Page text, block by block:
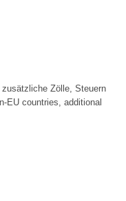
zusätzliche Zölle, Steuern
EU countries, additional